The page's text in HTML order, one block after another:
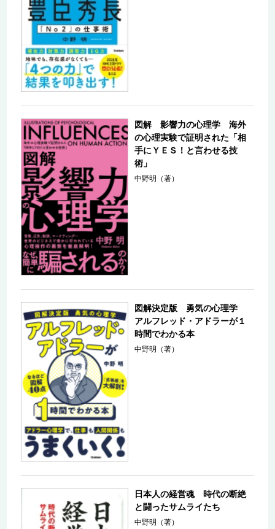
図解 影響力の心理学 海外
の心理実験で証明された「相
手にＹＥＳ！と言わせる技
術」
中野明（著）
図解決定版 勇気の心理学
アルフレッド・アドラーが１
時間でわかる本
中野明（著）
日本人の経営魂 時代の断絶
と闘ったサムライたち
中野明（著）